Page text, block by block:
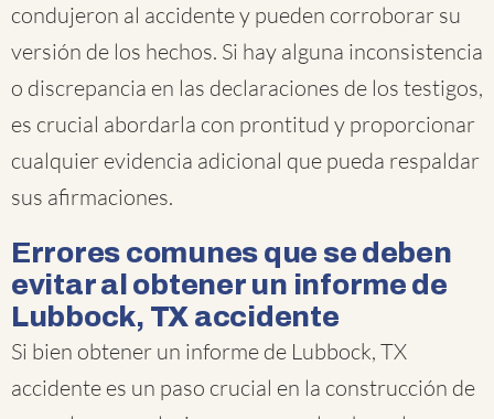
condujeron al accidente y pueden corroborar su
versión de los hechos. Si hay alguna inconsistencia
o discrepancia en las declaraciones de los testigos,
es crucial abordarla con prontitud y proporcionar
cualquier evidencia adicional que pueda respaldar
sus afirmaciones.
Errores comunes que se deben
evitar al obtener un informe de
Lubbock, TX accidente
Si bien obtener un informe de Lubbock, TX
accidente es un paso crucial en la construcción de